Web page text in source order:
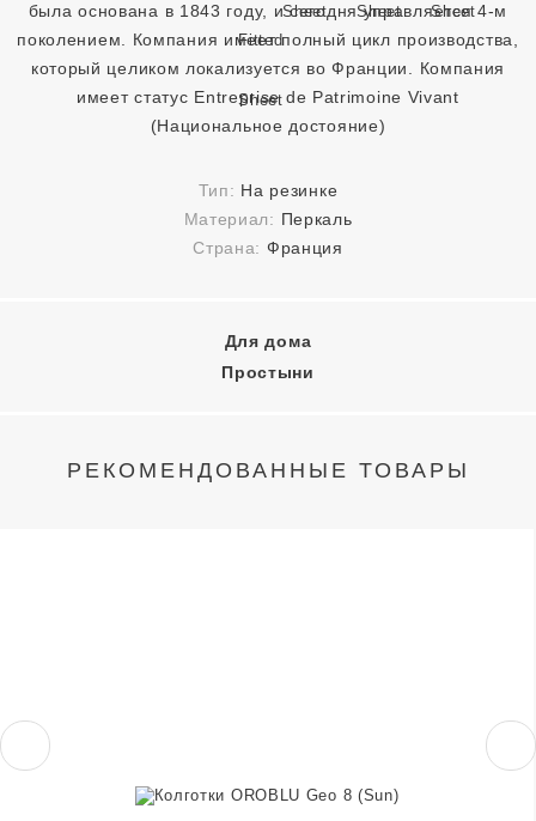
была основана в 1843 году, и сегодня управляется 4-м
поколением. Компания имеет полный цикл производства,
который целиком локализуется во Франции. Компания
имеет статус Entreprise de Patrimoine Vivant
(Национальное достояние)
Тип: На резинке
Материал: Перкаль
Страна: Франция
Для дома
Простыни
РЕКОМЕНДОВАННЫЕ ТОВАРЫ